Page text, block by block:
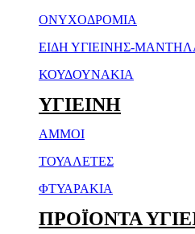
ΟΝΥΧΟΔΡΟΜΙΑ
ΕΙΔΗ ΥΓΙΕΙΝΗΣ-
ΚΟΥΔΟΥΝΑΚΙΑ
ΥΓΙΕΙΝΗ
ΑΜΜΟΙ
ΤΟΥΑΛΕΤΕΣ
ΦΤΥΑΡΑΚΙΑ
ΠΡΟΪΟΝΤΑ